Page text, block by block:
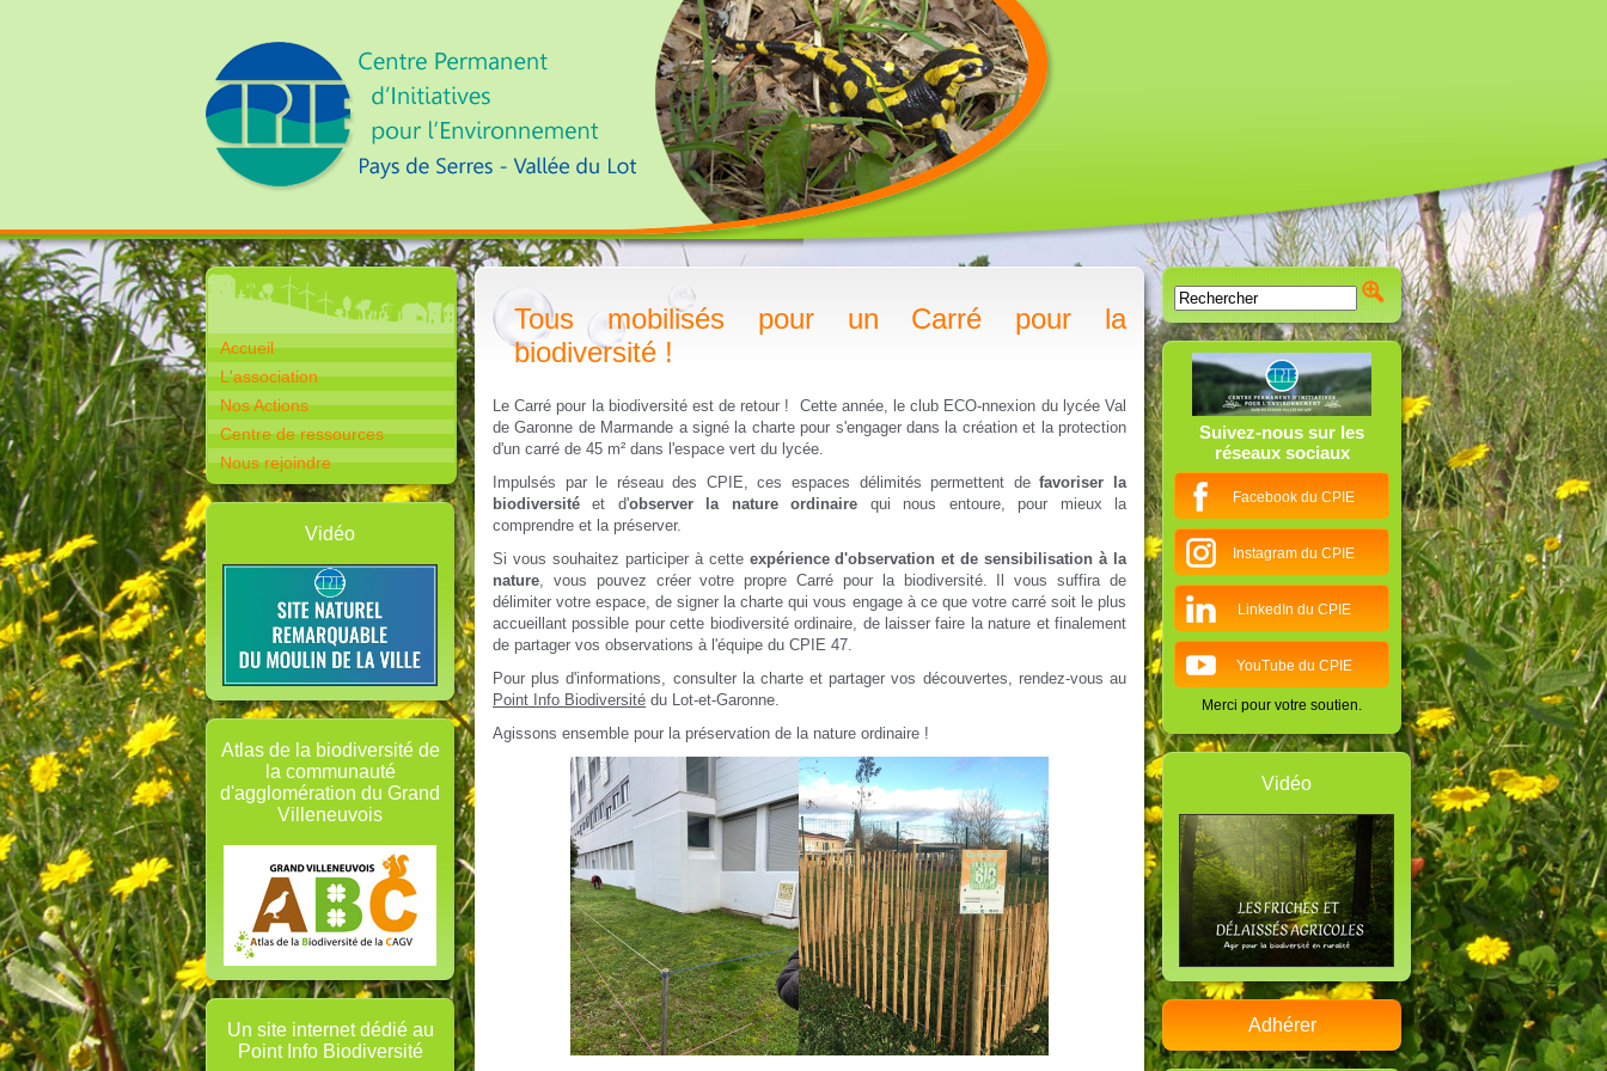
Accueil
L'association
Nos Actions
Centre de ressources
Nous rejoindre
Vidéo
Atlas de la biodiversité de
la communauté
d'agglomération du Grand
Villeneuvois
Un site internet dédié au
Point Info Biodiversité
Tous mobilisés pour un Carré pour la
biodiversité !
Le Carré pour la biodiversité est de retour ! Cette année, le club ECO-nnexion du lycée Val
de Garonne de Marmande a signé la charte pour s'engager dans la création et la protection
d'un carré de 45 m² dans l'espace vert du lycée.
Impulsés par le réseau des CPIE, ces espaces délimités permettent defavoriser la
biodiversitéet d'observer la nature ordinaire qui nous entoure, pour mieux la
comprendre et la préserver.
Si vous souhaitez participer à cette expérience d'observation et de sensibilisation à la
nature, vous pouvez créer votre propre Carré pour la biodiversité. Il vous suffira de
délimiter votre espace, de signer la charte qui vous engage à ce que votre carré soit le plus
accueillant possible pour cette biodiversité ordinaire, de laisser faire la nature et finalement
de partager vos observations à l'équipe du CPIE 47.
Pour plus d'informations, consulter la charte et partager vos découvertes, rendez-vous au
Point Info Biodiversité du Lot-et-Garonne.
Agissons ensemble pour la préservation de la nature ordinaire !
Suivez-nous sur les
réseaux sociaux
Facebook du CPIE
Instagram du CPIE
LinkedIn du CPIE
YouTube du CPIE
Merci pour votre soutien.
Vidéo
Adhérer